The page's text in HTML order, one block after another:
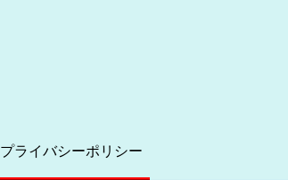
プライバシーポリシー